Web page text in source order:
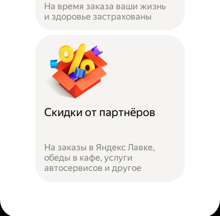
На время заказа ваши жизнь
и здоровье застрахованы
Скидки от партнёров
На заказы в Яндекс Лавке,
обеды в кафе, услуги
автосервисов и другое